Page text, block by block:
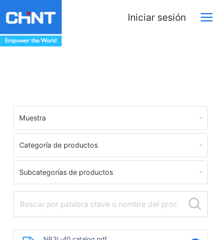
Iniciar sesión
Muestra
Categoría de productos
Subcategorías de productos